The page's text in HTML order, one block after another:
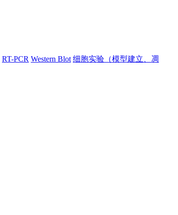
RT-PCR Western Blot 细胞实验（模型建立、凋